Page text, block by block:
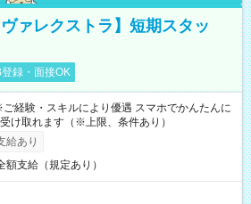
ァレクストラ】短期スタッ
録・面接OK
経験・スキルにより優遇 スマホでかんたんに
け取れます（※上限、条件あり）
給あり
額支給（規定あり）